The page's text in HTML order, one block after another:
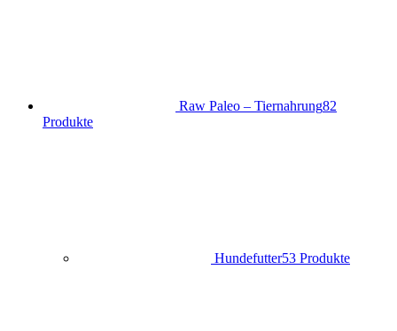
Raw Paleo – Tiernahrung82
Produkte
Hundefutter53 Produkte